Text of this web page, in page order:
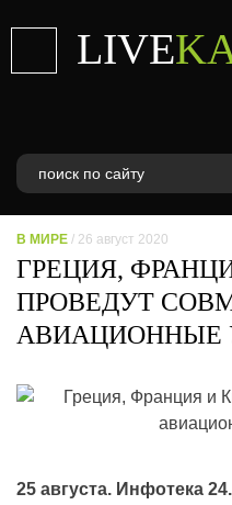
LIVE
В МИРЕ / 26 август 2020
ГРЕЦИЯ,
ПРОВЕДУТ
АВИАЦИОННЫЕ
25 августа. Инфотека 24.